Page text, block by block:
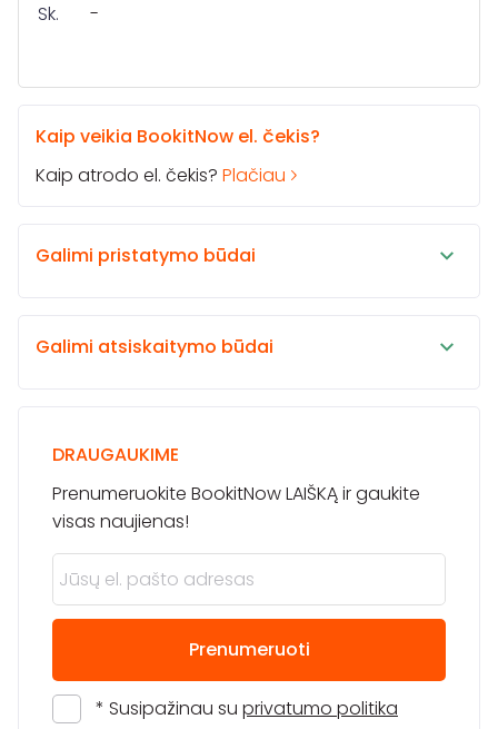
Sk.
-
Kaip veikia BookitNow el. čekis?
Kaip atrodo el. čekis? Plačiau
Galimi pristatymo būdai
Galimi atsiskaitymo būdai
DRAUGAUKIME
Prenumeruokite BookitNow LAIŠKĄ ir gaukite
visas naujienas!
Prenumeruoti
* Susipažinau su privatumo politika